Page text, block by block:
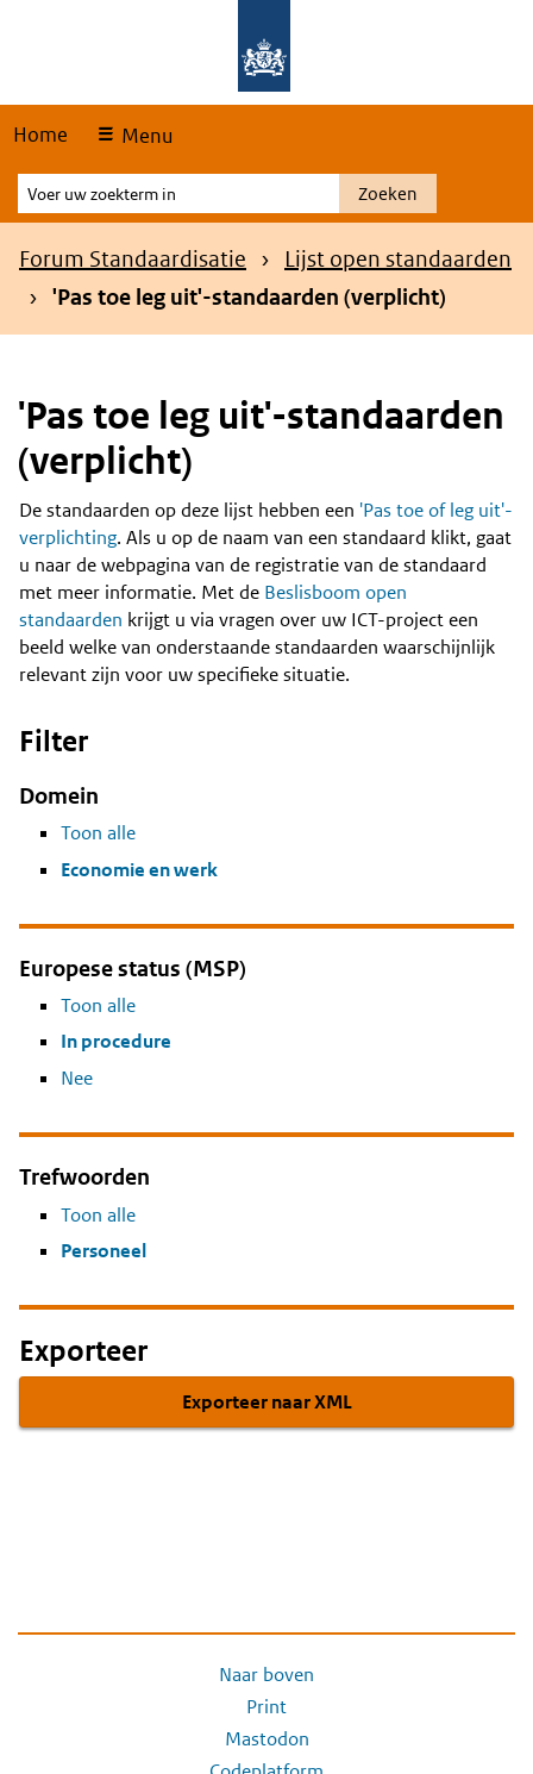
Home Menu
Voer
uw
zoekterm
Zoeken
Kruimelpad
Forum Standaardisatie
Lijst open standaarden
'Pas toe leg uit'-standaarden (verplicht)
'Pas toe leg uit'-standaarden
(verplicht)
Content
De standaarden op deze lijst hebben een 'Pas toe of leg uit'-
verplichting. Als u op de naam van een standaard klikt, gaat
u naar de webpagina van de registratie van de standaard
met meer informatie. Met de Beslisboom open
standaarden krijgt u via vragen over uw ICT-project een
beeld welke van onderstaande standaarden waarschijnlijk
relevant zijn voor uw specifieke situatie.
Filter
Domein
Toon alle
Economie en werk
Europese status (MSP)
Toon alle
In procedure
Nee
Trefwoorden
Toon alle
Personeel
Exporteer
Exporteer naar XML
Naar boven
Print
Mastodon